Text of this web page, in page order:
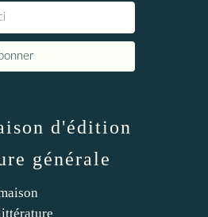
d'édition
générale